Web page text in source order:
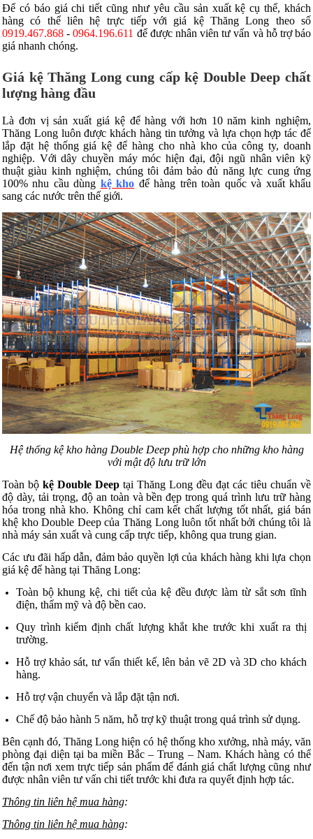
Để có báo giá chi tiết cũng như yêu cầu sản xuất kệ cụ thể, khách
hàng có thể liên hệ trực tiếp với giá kệ Thăng Long theo số
0919.467.868 -0964.196.611 để được nhân viên tư vấn và hỗ trợ báo
giá nhanh chóng.
Giá kệ Thăng Long cung cấp kệ Double Deep chất
lượng hàng đầu
Là đơn vị sản xuất giá kệ để hàng với hơn 10 năm kinh nghiệm,
Thăng Long luôn được khách hàng tin tưởng và lựa chọn hợp tác để
lắp đặt hệ thống giá kệ để hàng cho nhà kho của công ty, doanh
nghiệp. Với dây chuyền máy móc hiện đại, đội ngũ nhân viên kỹ
thuật giàu kinh nghiệm, chúng tôi đảm bảo đủ năng lực cung ứng
100% nhu cầu dùng kệ kho để hàng trên toàn quốc và xuất khẩu
sang các nước trên thế giới.
Hệ thống kệ kho hàng Double Deep phù hợp cho những kho hàng
với mật độ lưu trữ lớn
Toàn bộ kệ Double Deep tại Thăng Long đều đạt các tiêu chuẩn về
độ dày, tải trọng, độ an toàn và bền đẹp trong quá trình lưu trữ hàng
hóa trong nhà kho. Không chỉ cam kết chất lượng tốt nhất, giá bán
khệ khoDouble Deepcủa Thăng Long luôn tốt nhất bởi chúng tôi là
nhà máy sản xuất và cung cấp trực tiếp, không qua trung gian.
Các ưu đãi hấp dẫn, đảm bảo quyền lợi của khách hàng khi lựa chọn
giá kệ để hàng tại Thăng Long:
Toàn bộ khung kệ, chi tiết của kệ đều được làm từ sắt sơn tĩnh
điện, thẩm mỹ và độ bền cao.
Quy trình kiểm định chất lượng khắt khe trước khi xuất ra thị
trường.
Hỗ trợ khảo sát, tư vấn thiết kế, lên bản vẽ 2D và 3D cho khách
hàng.
Hỗ trợ vận chuyển và lắp đặt tận nơi.
Chế độ bảo hành 5 năm, hỗ trợ kỹ thuật trong quá trình sử dụng.
Bên cạnh đó, Thăng Long hiện có hệ thống kho xưởng, nhà máy, văn
phòng đại diện tại ba miền Bắc – Trung – Nam. Khách hàng có thể
đến tận nơi xem trực tiếp sản phẩm để đánh giá chất lượng cũng như
được nhân viên tư vấn chi tiết trước khi đưa ra quyết định hợp tác.
Thông tin liên hệ mua hàng:
Thông tin liên hệ mua hàng: